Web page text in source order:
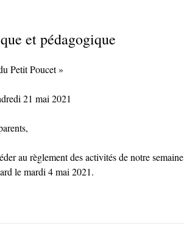
et pédagogique
Petit Poucet »
21 mai 2021
au règlement des activités de notre semaine
le mardi 4 mai 2021.